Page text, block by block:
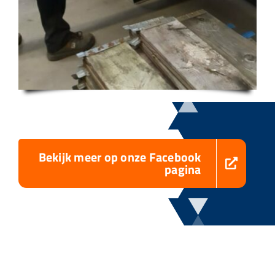
Bekijk meer op onze Facebook
pagina